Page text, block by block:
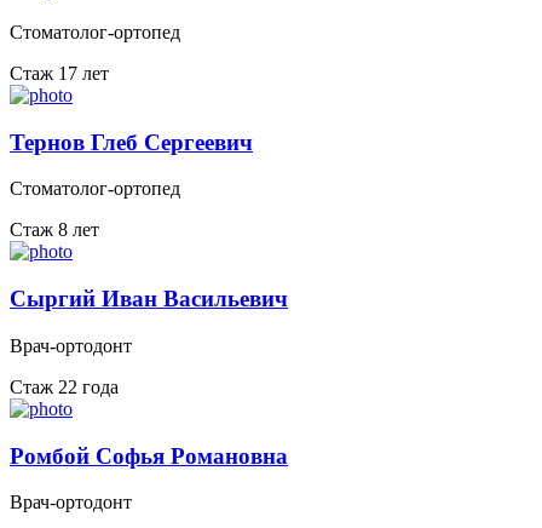
Стоматолог-ортопед
Стаж 17 лет
Тернов Глеб Сергеевич
Стоматолог-ортопед
Стаж 8 лет
Сыргий Иван Васильевич
Врач-ортодонт
Стаж 22 года
Ромбой Софья Романовна
Врач-ортодонт